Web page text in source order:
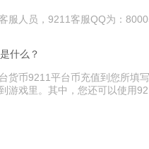
服人员，9211客服QQ为：
什么？
货币9211平台币充值到您所填
游戏里。其中，您还可以使用